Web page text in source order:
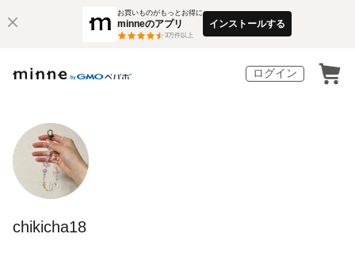
お買いものがもっとお得に
minneのアプリ
3万件以上
インストールする
ログイン
chikicha18